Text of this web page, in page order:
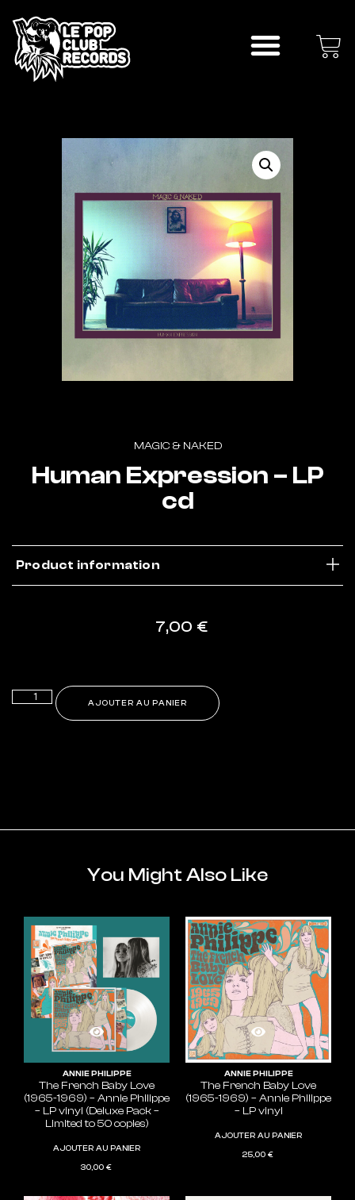
MAGIC & NAKED
Human Expression – LP
cd
Product information
7,00 €
AJOUTER AU PANIER Alternative:
You Might Also Like
ANNIE PHILIPPE
The French Baby Love
(1965-1969) – Annie Philippe
– LP vinyl (Deluxe Pack –
Limited to 50 copies)
30,00€
AJOUTER AU PANIER
ANNIE PHILIPPE
The French Baby Love
(1965-1969) – Annie Philippe
– LP vinyl
25,00€
AJOUTER AU PANIER